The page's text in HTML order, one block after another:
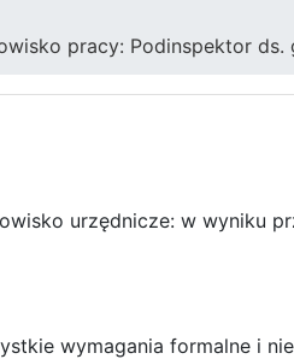
pracy: Podinspektor
urzędnicze: w wyniku
wymagania formalne i